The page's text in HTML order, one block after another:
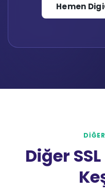
Hemen
Diğer